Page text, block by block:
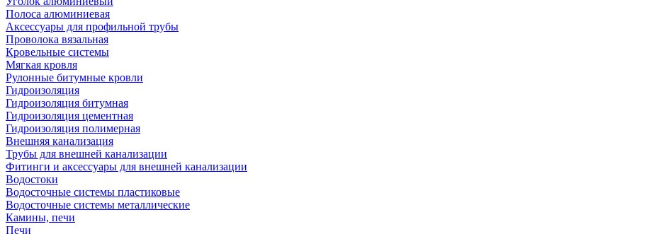
Полоса алюминиевая
Аксессуары для профильной трубы
Проволока вязальная
Кровельные системы
Мягкая кровля
Рулонные битумные кровли
Гидроизоляция
Гидроизоляция битумная
Гидроизоляция цементная
Гидроизоляция полимерная
Внешняя канализация
Трубы для внешней канализации
Фитинги и аксессуары для внешней канализации
Водостоки
Водосточные системы пластиковые
Водосточные системы металлические
Камины, печи
Печи